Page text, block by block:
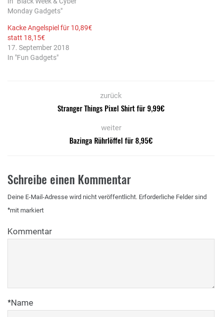
Monday Gadgets"
Kacke Angelspiel für 10,89€
statt 18,15€
17. September 2018
In "Fun Gadgets"
zurück
Stranger Things Pixel Shirt für 9,99€
weiter
Bazinga Rührlöffel für 8,95€
Schreibe einen Kommentar
Deine E-Mail-Adresse wird nicht veröffentlicht. Erforderliche Felder sind
mit
* markiert
Kommentar
Name
*